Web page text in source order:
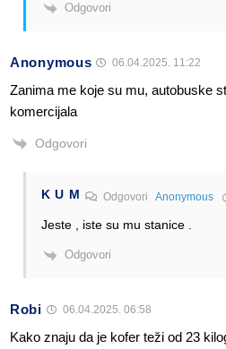
Odgovori
Anonymous 06.04.2025. 11:22
Zanima me koje su mu, autobuske
komercijala
Odgovori
K U M Odgovori Anonymous
Jeste , iste su mu stanice .
Odgovori
Robi 06.04.2025. 06:58
Kako znaju da je kofer teži od 23